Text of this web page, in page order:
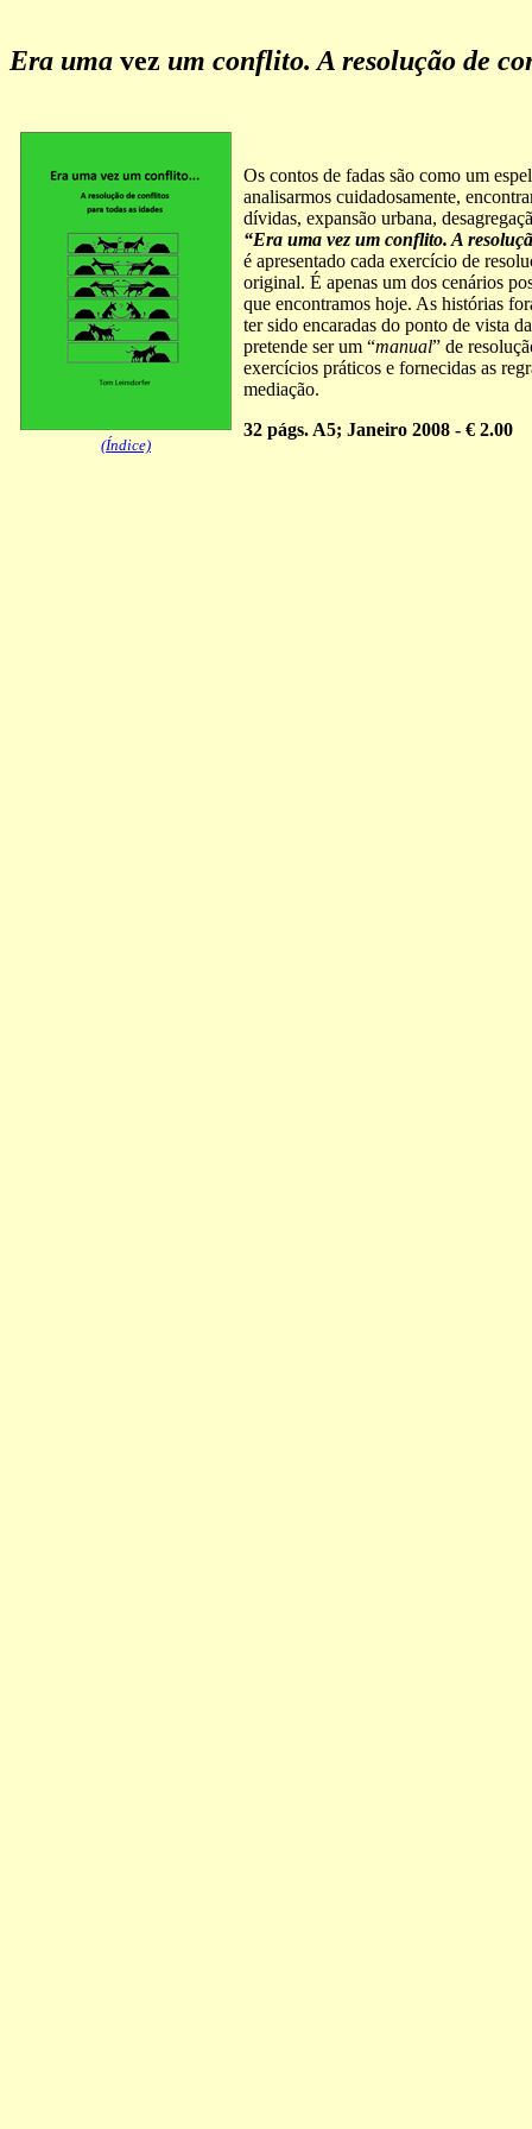
Era uma vez um conflito. A resolução de
(Índice)
Os contos de fadas são como um
analisarmos cuidadosamente,
dívidas, expansão urbana,
“Era uma vez um conflito. A
é apresentado cada exercício de
original. É apenas um dos cenários
que encontramos hoje. As histórias
ter sido encaradas do ponto de vista
pretende ser um “manual” de
exercícios práticos e fornecidas as
mediação.
32 págs. A5; Janeiro 2008 - € 2.00